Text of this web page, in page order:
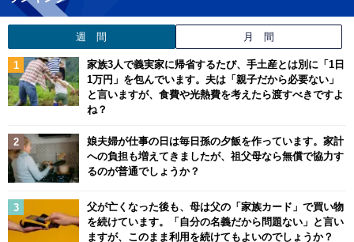
週 間 月 間
家族3人で義実家に帰省するたび、手土産とは別に「1日
1万円」を包んでいます。夫は「親子だから必要ない」
と言いますが、食費や光熱費を考えたら渡すべきですよ
ね？
娘夫婦が仕事の日は毎日孫の夕飯を作っています。家計
への負担も増えてきましたが、祖父母なら無償で協力す
るのが普通でしょうか？
父が亡くなった後も、母は父の「家族カード」で買い物
を続けています。「自分の名義だから問題ない」と言い
ますが、このまま利用を続けてもよいのでしょうか？